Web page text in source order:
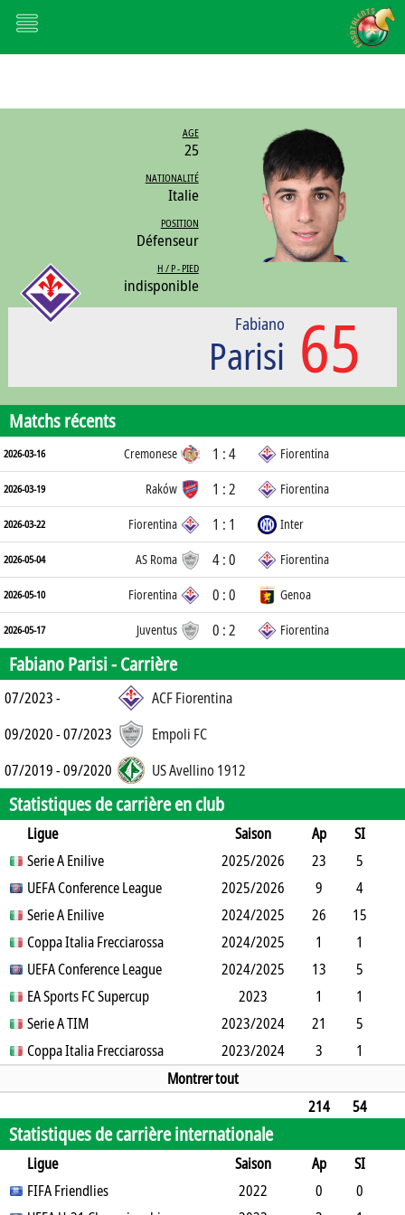
AGE
25
NATIONALITÉ
Italie
POSITION
Défenseur
H / P - PIED
indisponible
65
Fabiano
Parisi
Matchs récents
2026-03-16 Cremonese 1 : 4 Fiorentina
2026-03-19 Raków 1 : 2 Fiorentina
2026-03-22 Fiorentina 1 : 1 Inter
2026-05-04 AS Roma 4 : 0 Fiorentina
2026-05-10 Fiorentina 0 : 0 Genoa
2026-05-17 Juventus 0 : 2 Fiorentina
Fabiano Parisi -Carrière
07/2023 -
ACF Fiorentina
09/2020 - 07/2023
Empoli FC
07/2019 - 09/2020
US Avellino 1912
Statistiques de carrière en club
Ligue Saison Ap
SI
SO
B B 2J CR Min
Serie A Enilive 2025/2026 23
5
12
13 1 1 0 0 1527
UEFA Conference League 2025/2026 9
4
3
7 0 0 0 465
Serie A Enilive 2024/2025 26
15
7
27 2 0 0 0 1116
Coppa Italia Frecciarossa 2024/2025 1
1
0
1 0 0 0 0 45
UEFA Conference League 2024/2025 13
5
4
6 0 1 0 791
EA Sports FC Supercup 2023 1
1
0
1 0 0 22
Serie A TIM 2023/2024 21
5
3
21 0 1 0 0 1452
Coppa Italia Frecciarossa 2023/2024 3
1
0 0
Montrer tout
214
54
52
131 10 5 46 0 2
Statistiques de carrière internationale
Ligue Saison Ap
SI
SO
B B CR Min
FIFA Friendlies 2022 0
0